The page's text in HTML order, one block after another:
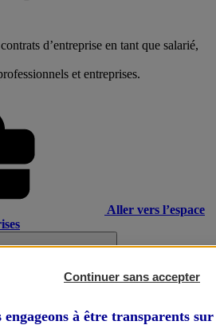
d’entreprise en tant que salarié,
et entreprises.
Aller vers l’espace
Continuer sans accepter
à être transparents